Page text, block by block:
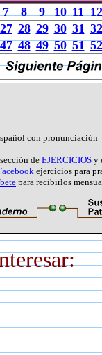
7 8 9 10 11 12
27 28 29 30 31 32
47 48 49 50 51 52
con pronunciación
de EJERCICIOS y
ejercicios para
para recibirlos